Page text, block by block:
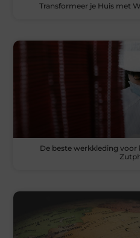
Transformeer je Huis met
De beste werkkleding voor